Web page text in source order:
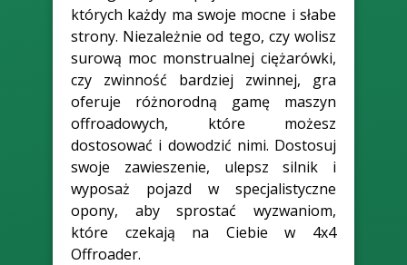
których każdy ma swoje mocne i słabe
strony. Niezależnie od tego, czy wolisz
surową moc monstrualnej ciężarówki,
czy zwinność bardziej zwinnej, gra
oferuje różnorodną gamę maszyn
offroadowych, które możesz
dostosować i dowodzić nimi. Dostosuj
swoje zawieszenie, ulepsz silnik i
wyposaż pojazd w specjalistyczne
opony, aby sprostać wyzwaniom,
które czekają na Ciebie w 4x4
Offroader.